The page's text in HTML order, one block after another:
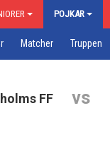
POJKAR
Matcher Truppen
FF vs